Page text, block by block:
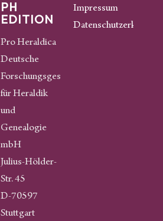
PH
EDITION
Pro Heraldica
Deutsche
Forschungsgesellschaft
für Heraldik
und
Genealogie
mbH
Julius-Hölder-
Str. 45
D-70597
Stuttgart
Impressum
Datenschutzerklärung